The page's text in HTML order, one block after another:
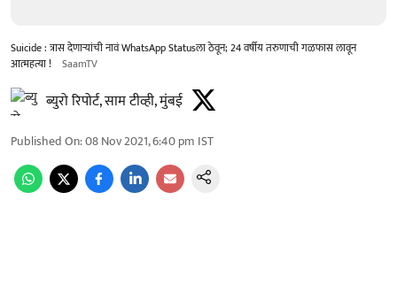
Suicide : त्रास देणाऱ्यांची नावं WhatsApp Statusला ठेवून; 24 वर्षीय तरुणाची गळफास लावून
आत्महत्या !
SaamTV
ब्युरो रिपोर्ट, साम टीव्ही, मुंबई
Published On:08 Nov 2021, 6:40 pm IST